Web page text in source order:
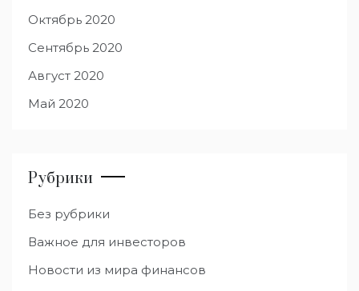
Октябрь 2020
Сентябрь 2020
Август 2020
Май 2020
Рубрики
Без рубрики
Важное для инвесторов
Новости из мира финансов